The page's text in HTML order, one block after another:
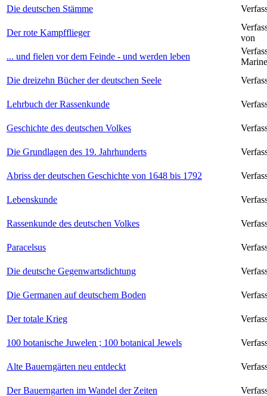
Die deutschen Stämme
Der rote Kampfflieger
von
... und fielen vor dem Feinde - und werden leben
Die dreizehn Bücher der deutschen Seele
Lehrbuch der Rassenkunde
Geschichte des deutschen Volkes
Die Grundlagen des 19. Jahrhunderts
Abriss der deutschen Geschichte von 1648 bis 1792
Lebenskunde
Rassenkunde des deutschen Volkes
Paracelsus
Die deutsche Gegenwartsdichtung
Die Germanen auf deutschem Boden
Der totale Krieg
100 botanische Juwelen ; 100 botanical Jewels
Alte Bauerngärten neu entdeckt
Der Bauerngarten im Wandel der Zeiten